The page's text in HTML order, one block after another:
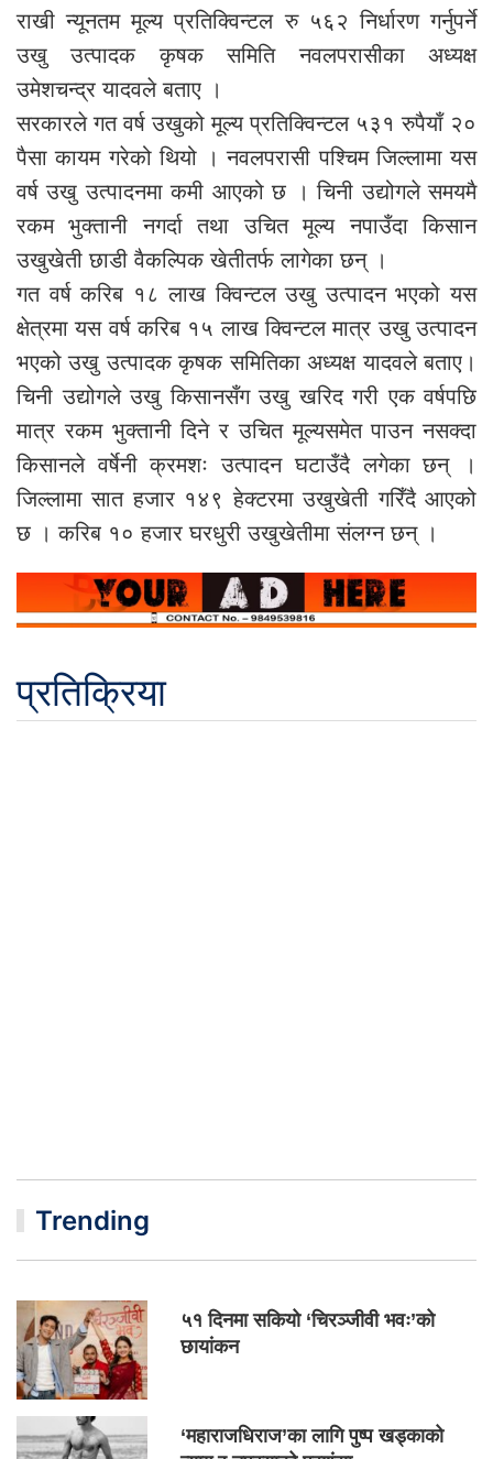
राखी न्यूनतम मूल्य प्रतिक्विन्टल रु ५६२ निर्धारण गर्नुपर्ने
उखु उत्पादक कृषक समिति नवलपरासीका अध्यक्ष
उमेशचन्द्र यादवले बताए ।
सरकारले गत वर्ष उखुको मूल्य प्रतिक्विन्टल ५३१ रुपैयाँ २०
पैसा कायम गरेको थियो । नवलपरासी पश्चिम जिल्लामा यस
वर्ष उखु उत्पादनमा कमी आएको छ । चिनी उद्योगले समयमै
रकम भुक्तानी नगर्दा तथा उचित मूल्य नपाउँदा किसान
उखुखेती छाडी वैकल्पिक खेतीतर्फ लागेका छन् ।
गत वर्ष करिब १८ लाख क्विन्टल उखु उत्पादन भएको यस
क्षेत्रमा यस वर्ष करिब १५ लाख क्विन्टल मात्र उखु उत्पादन
भएको उखु उत्पादक कृषक समितिका अध्यक्ष यादवले बताए।
चिनी उद्योगले उखु किसानसँग उखु खरिद गरी एक वर्षपछि
मात्र रकम भुक्तानी दिने र उचित मूल्यसमेत पाउन नसक्दा
किसानले वर्षेनी क्रमशः उत्पादन घटाउँदै लगेका छन् ।
जिल्लामा सात हजार १४९ हेक्टरमा उखुखेती गरिँदै आएको
छ । करिब १० हजार घरधुरी उखुखेतीमा संलग्न छन् ।
प्रतिक्रिया
Trending
५१ दिनमा सकियो ‘चिरञ्जीवी भवः’को
छायांकन
‘महाराजधिराज’का लागि पुष्प खड्काको